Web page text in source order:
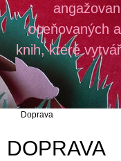
oceňovaných
knih, které
Domů
Doprava
DOPRAVA
P
O
T
Ř
E
B
J